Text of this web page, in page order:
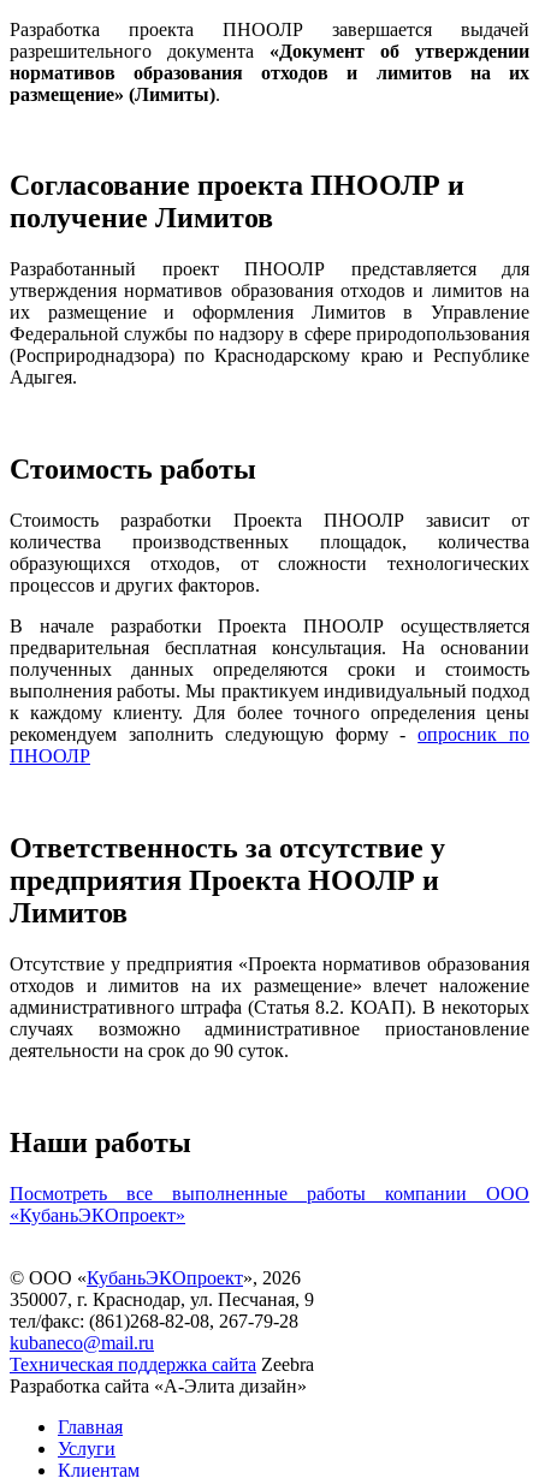
Разработка проекта ПНООЛР завершается выдачей
разрешительного документа «Документ об утверждении
нормативов образования отходов и лимитов на их
размещение» (Лимиты).
Согласование проекта ПНООЛР и
получение Лимитов
Разработанный проект ПНООЛР представляется для
утверждения нормативов образования отходов и лимитов на
их размещение и оформления Лимитов в Управление
Федеральной службы по надзору в сфере природопользования
(Росприроднадзора) по Краснодарскому краю и Республике
Адыгея.
Стоимость работы
Стоимость разработки Проекта ПНООЛР зависит от
количества производственных площадок, количества
образующихся отходов, от сложности технологических
процессов и других факторов.
В начале разработки Проекта ПНООЛР осуществляется
предварительная бесплатная консультация. На основании
полученных данных определяются сроки и стоимость
выполнения работы. Мы практикуем индивидуальный подход
к каждому клиенту. Для более точного определения цены
рекомендуем заполнить следующую форму -опросник по
ПНООЛР
Ответственность за отсутствие у
предприятия Проекта НООЛР и
Лимитов
Отсутствие у предприятия «Проекта нормативов образования
отходов и лимитов на их размещение» влечет наложение
административного штрафа (Статья 8.2. КОАП). В некоторых
случаях возможно административное приостановление
деятельности на срок до 90 суток.
Наши работы
Посмотреть все выполненные работы компании ООО
«КубаньЭКОпроект»
© ООО «КубаньЭКОпроект», 2026
350007, г. Краснодар, ул. Песчаная, 9
тел/факс: (861)268-82-08, 267-79-28
kubaneco@mail.ru
Техническая поддержка сайта Zeebra
Разработка сайта «А-Элита дизайн»
Главная
Услуги
Клиентам